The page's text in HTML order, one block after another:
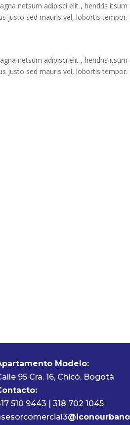
netsum adipisci elit , hendris
justo sed mauris vel, lobortis tempor.
netsum adipisci elit , hendris
justo sed mauris vel, lobortis tempor.
Modelo:
95 Cra. 16, Chicó, Bogotá
510 9443 | 318 702 1045